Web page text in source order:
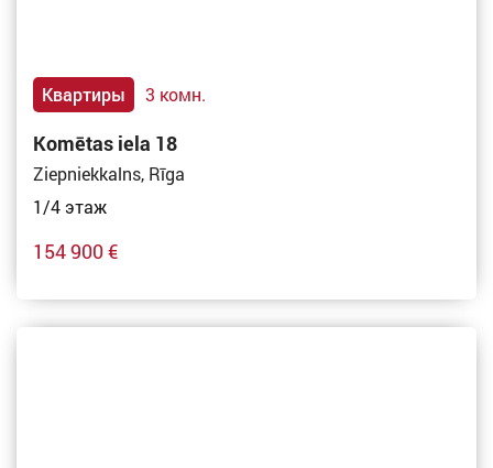
Квартиры 3 комн.
Komētas iela 18
Ziepniekkalns, Rīga
1/4 этаж
154 900 €